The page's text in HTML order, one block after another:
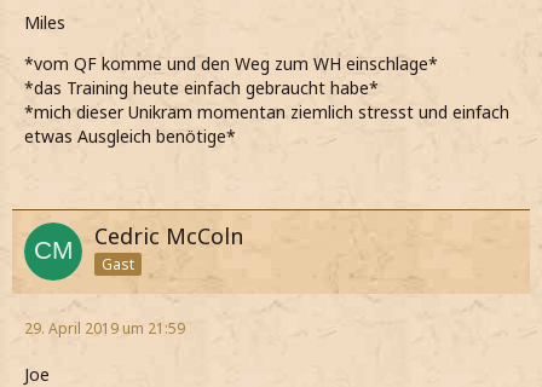
Miles
*vom QF komme und den Weg zum WH einschlage*
*das Training heute einfach gebraucht habe*
*mich dieser Unikram momentan ziemlich stresst und einfach
etwas Ausgleich benötige*
Cedric McColn
Gast
29. April 2019 um 21:59
Joe